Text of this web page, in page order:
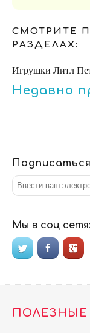
СМОТРИТЕ
РАЗДЕЛАХ:
Игрушки Литл
Недавно
Мы в соц